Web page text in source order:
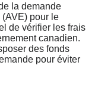
la demande
pour le
de vérifier les frais
canadien.
des fonds
pour éviter